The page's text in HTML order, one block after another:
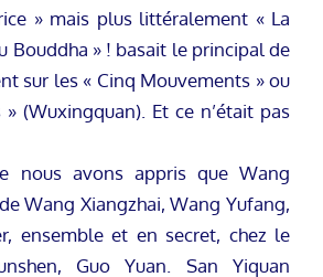
» mais plus littéralement « La
Bouddha » ! basait le principal de
sur les « Cinq Mouvements » ou
(Wuxingquan). Et ce n’était pas
nous avons appris que Wang
Wang Xiangzhai, Wang Yufang,
ensemble et en secret, chez le
Guo Yuan. San Yiquan